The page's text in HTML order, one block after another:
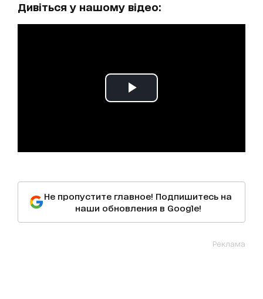
Дивіться у нашому відео:
Не пропустите главное! Подпишитесь на
наши обновления в Google!
Реклама